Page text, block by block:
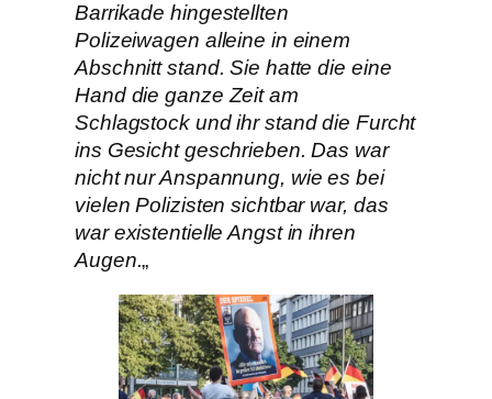
Barrikade hingestellten
Polizeiwagen alleine in einem
Abschnitt stand. Sie hatte die eine
Hand die ganze Zeit am
Schlagstock und ihr stand die Furcht
ins Gesicht geschrieben. Das war
nicht nur Anspannung, wie es bei
vielen Polizisten sichtbar war, das
war existentielle Angst in ihren
Augen.„